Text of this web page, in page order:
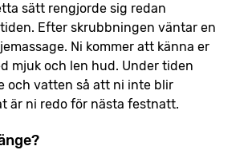
sätt rengjorde sig redan
Efter skrubbningen väntar en
Ni kommer att känna er
mjuk och len hud. Under tiden
och vatten så att ni inte blir
är ni redo för nästa festnatt.